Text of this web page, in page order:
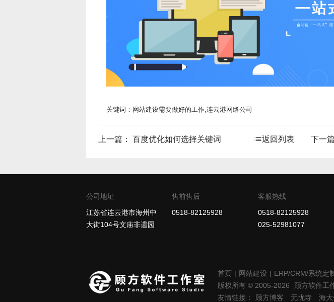
关键词：网站建设需要做好的工作,连云港网络公司
上一篇： 百度优化如何选择关键词 返回列表 下一
公司地址
江苏省连云港市海州中
大街104号文庙非遗园
售前售后
0518-82125928
客服热线
0518-82125928
025-52981077
首页 | 网站建设 | ERP/CRM/系统定制
版权所有 © 2005-2026
顾方软件工
友情链接：
顾方博客 无忧寺 海